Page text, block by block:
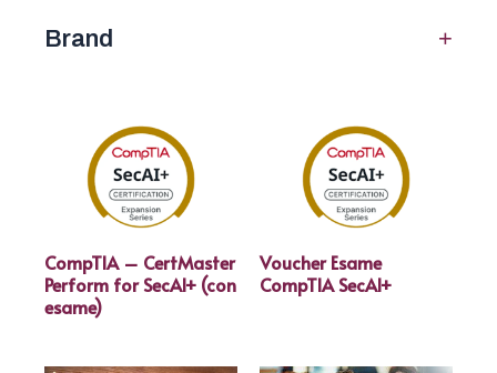
Brand +
CompTIA – CertMaster
Perform for SecAI+ (con
esame)
Voucher Esame
CompTIA SecAI+